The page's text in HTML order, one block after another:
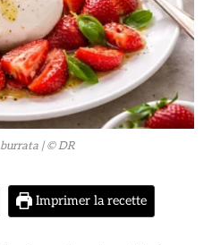
| © DR
Imprimer la recette